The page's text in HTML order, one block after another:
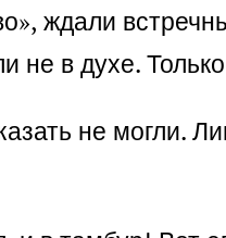
ждали
в духе.
не могли.